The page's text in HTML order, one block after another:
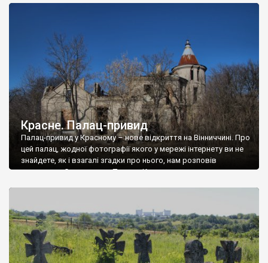
Красне. Палац-привид
Палац-привид у Красному – нове відкриття на Вінниччині. Про
цей палац, жодної фотографії якого у мережі інтернету ви не
знайдете, як і взагалі згадки про нього, нам розповів
мешканець Самгородка. Палац у Красному вразив не лише